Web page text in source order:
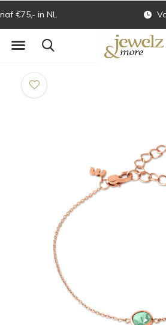
Voor 16.00 uur besteld is